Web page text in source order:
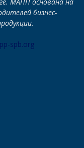
бизнес-
spb.org